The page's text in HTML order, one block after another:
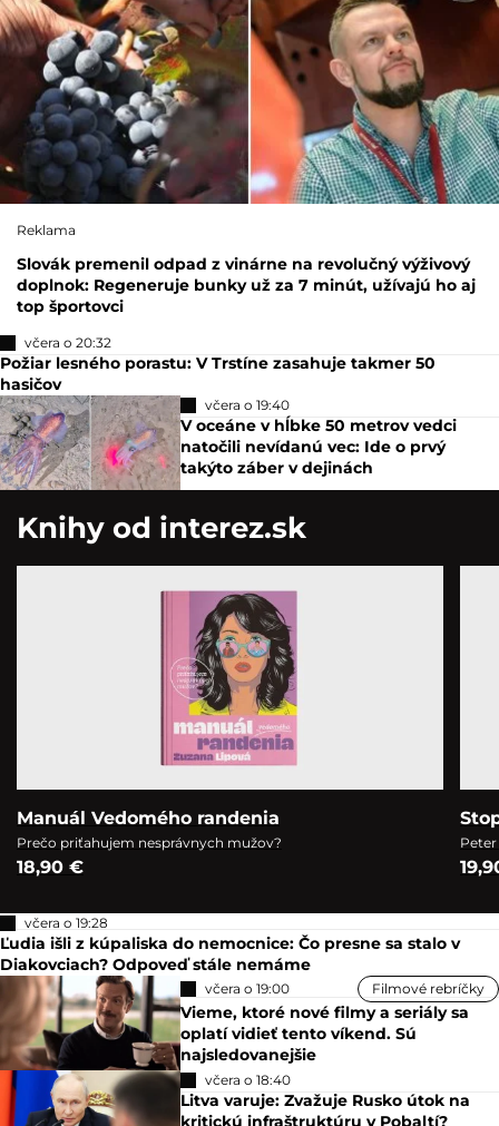
Reklama
Slovák premenil odpad z vinárne na revolučný výživový
doplnok: Regeneruje bunky už za 7 minút, užívajú ho aj
top športovci
včera o 20:32
Požiar lesného porastu: V Trstíne zasahuje takmer 50
hasičov
včera o 19:40
V oceáne v hĺbke 50 metrov vedci
natočili nevídanú vec: Ide o prvý
takýto záber v dejinách
Knihy od interez.sk
Manuál Vedomého randenia
Prečo priťahujem nesprávnych mužov?
18,90 €
včera o 19:28
Ľudia išli z kúpaliska do nemocnice: Čo presne sa stalo v
Diakovciach? Odpoveď stále nemáme
včera o 19:00 Filmové rebríčky
Vieme, ktoré nové filmy a seriály sa
oplatí vidieť tento víkend. Sú
najsledovanejšie
včera o 18:40
Litva varuje: Zvažuje Rusko útok na
kritickú infraštruktúru v Pobaltí?